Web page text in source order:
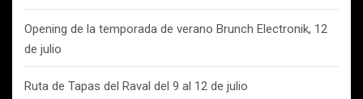
Opening de la temporada de verano Brunch Electronik, 12
de julio
Ruta de Tapas del Raval del 9 al 12 de julio